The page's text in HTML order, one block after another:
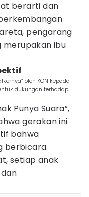
berarti dan
pengarang
merupakan ibu
oleh KCN kepada
dukungan terhadap
Punya Suara”,
gerakan ini
bahwa
berbicara.
setiap anak